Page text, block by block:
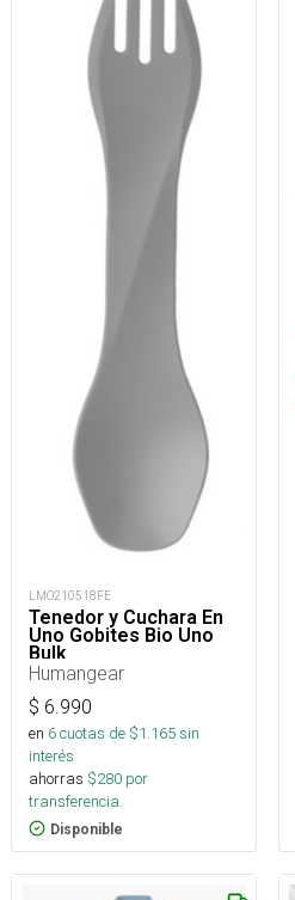
LMO210518FE
Tenedor y Cuchara En
Uno Gobites Bio Uno
Bulk
Humangear
$ 6.990
en 6cuotas de $1.165sin
interés
ahorras $280 por
transferencia.
Disponible